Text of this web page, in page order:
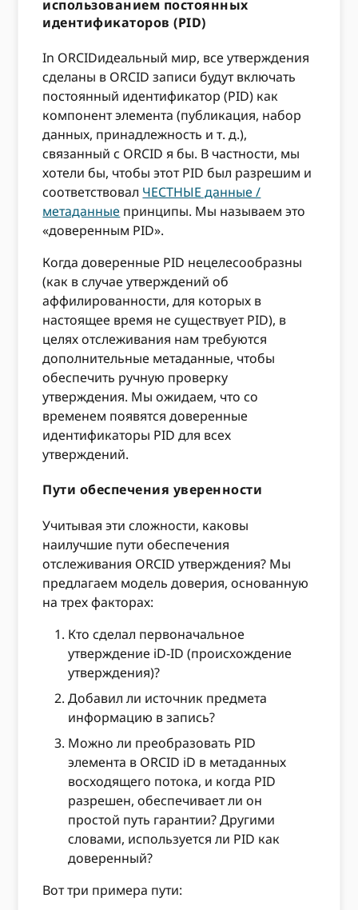
использованием постоянных
идентификаторов (PID)
In ORCIDидеальный мир, все утверждения
сделаны в ORCID записи будут включать
постоянный идентификатор (PID) как
компонент элемента (публикация, набор
данных, принадлежность и т. д.),
связанный с ORCID я бы. В частности, мы
хотели бы, чтобы этот PID был разрешим и
соответствовал ЧЕСТНЫЕ данные /
метаданные принципы. Мы называем это
«доверенным PID».
Когда доверенные PID нецелесообразны
(как в случае утверждений об
аффилированности, для которых в
настоящее время не существует PID), в
целях отслеживания нам требуются
дополнительные метаданные, чтобы
обеспечить ручную проверку
утверждения. Мы ожидаем, что со
временем появятся доверенные
идентификаторы PID для всех
утверждений.
Пути обеспечения уверенности
Учитывая эти сложности, каковы
наилучшие пути обеспечения
отслеживания ORCID утверждения? Мы
предлагаем модель доверия, основанную
на трех факторах:
Кто сделал первоначальное
утверждение iD-ID (происхождение
утверждения)?
Добавил ли источник предмета
информацию в запись?
Можно ли преобразовать PID
элемента в ORCID iD в метаданных
восходящего потока, и когда PID
разрешен, обеспечивает ли он
простой путь гарантии? Другими
словами, используется ли PID как
доверенный?
Вот три примера пути: